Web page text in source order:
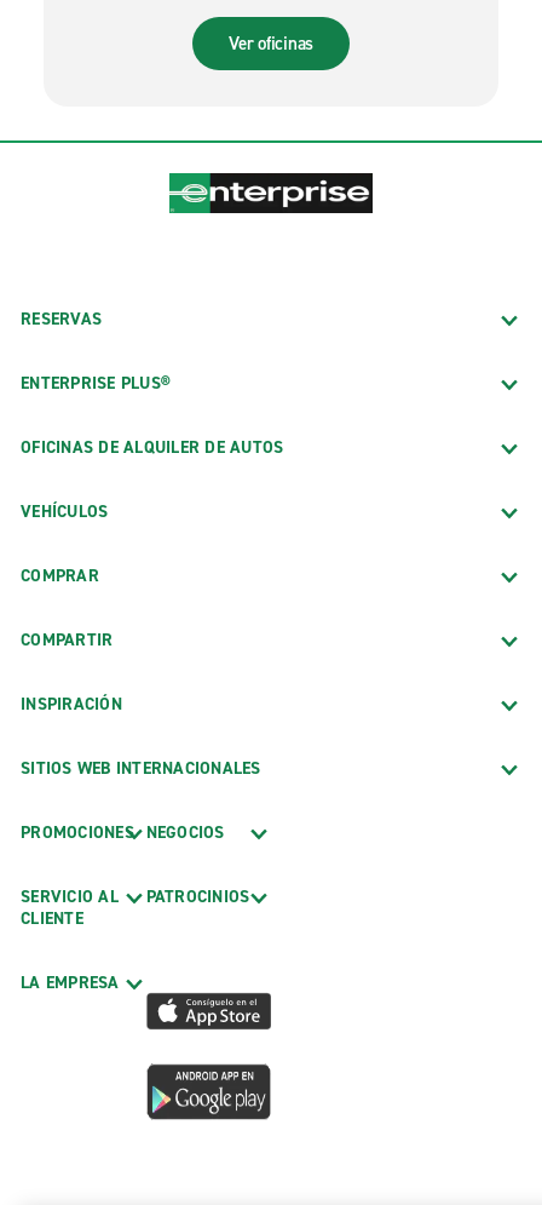
Ver oficinas
RESERVAS
ENTERPRISE PLUS®
OFICINAS DE ALQUILER DE AUTOS
VEHÍCULOS
COMPRAR
COMPARTIR
INSPIRACIÓN
SITIOS WEB INTERNACIONALES
PROMOCIONES
SERVICIO AL
CLIENTE
LA EMPRESA
NEGOCIOS
PATROCINIOS